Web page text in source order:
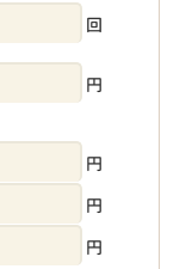
回
円
円
円
円